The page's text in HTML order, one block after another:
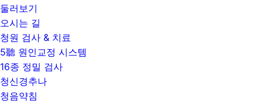
둘러보기
오시는 길
청원 검사 & 치료
5聽 원인교정 시스템
16종 정밀 검사
청신경추나
청음약침